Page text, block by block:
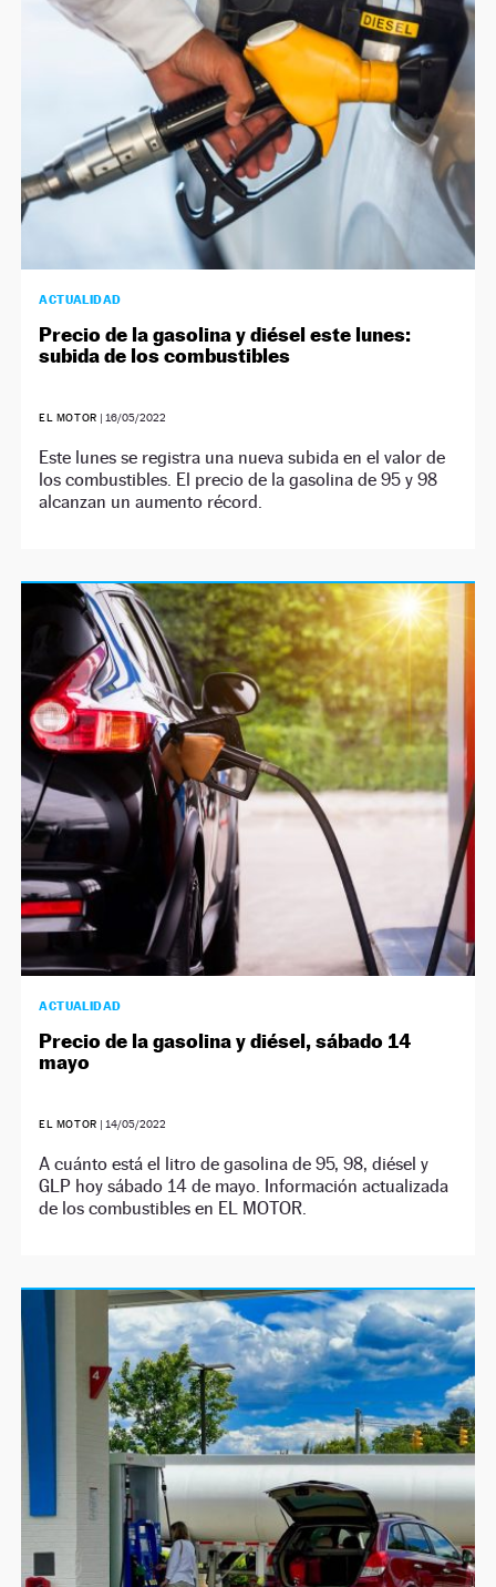
ACTUALIDAD
Precio de la gasolina y diésel este lunes:
subida de los combustibles
EL MOTOR | 16/05/2022
Este lunes se registra una nueva subida en el valor de
los combustibles. El precio de la gasolina de 95 y 98
alcanzan un aumento récord.
ACTUALIDAD
Precio de la gasolina y diésel, sábado 14
mayo
EL MOTOR | 14/05/2022
A cuánto está el litro de gasolina de 95, 98, diésel y
GLP hoy sábado 14 de mayo. Información actualizada
de los combustibles en EL MOTOR.